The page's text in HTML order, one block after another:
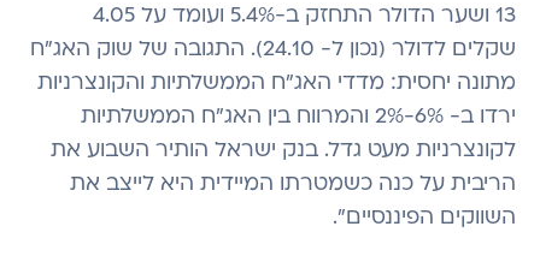
13 ושער הדולר התחזק ב-5.4% ועומד על 4.05
שקלים לדולר (נכון ל- 24.10). התגובה של שוק האג”ח
מתונה יחסית: מדדי האג”ח הממשלתיות והקונצרניות
ירדו ב- 6%-2% והמרווח בין האג”ח הממשלתיות
לקונצרניות מעט גדל. בנק ישראל הותיר השבוע את
הריבית על כנה כשמטרתו המיידית היא לייצב את
השווקים הפיננסיים".